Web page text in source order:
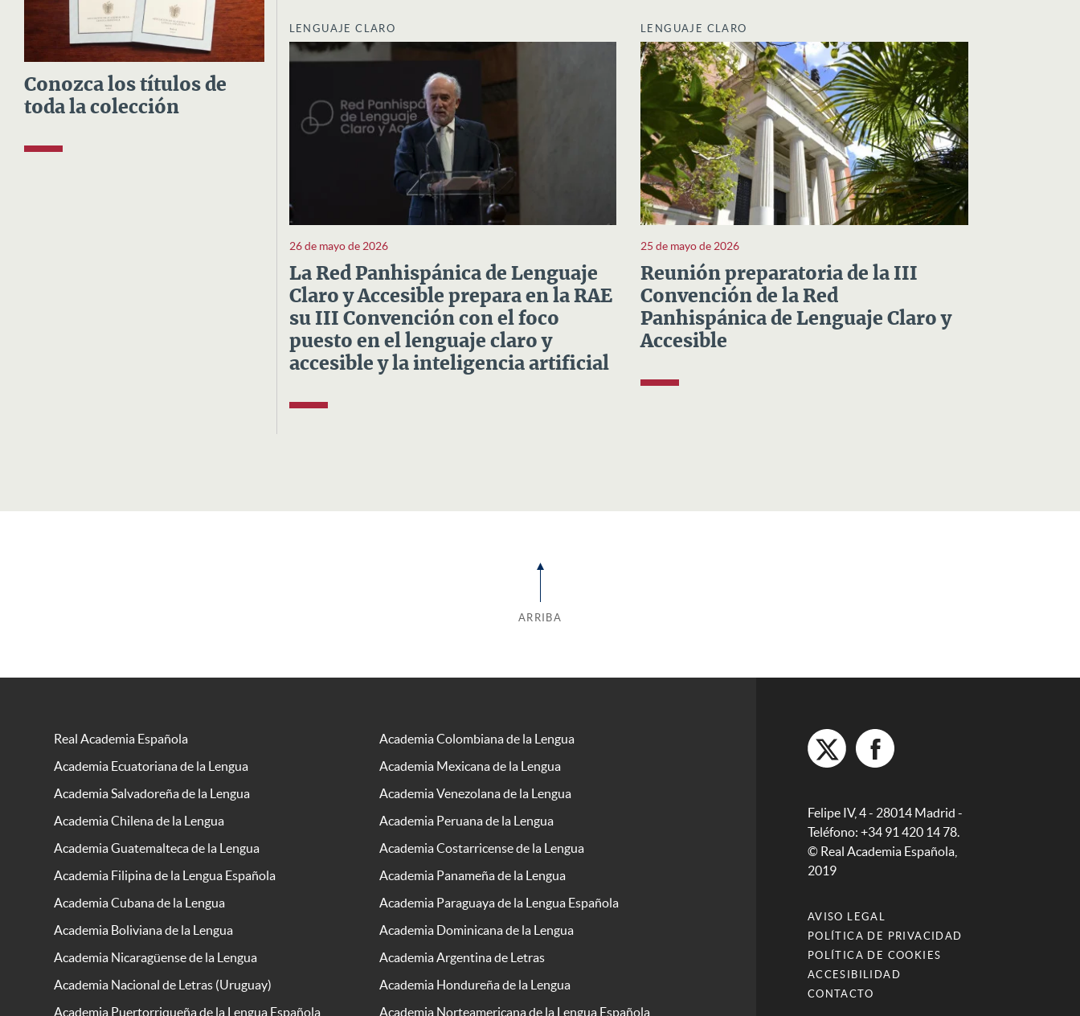
Conozca los títulos de
toda la colección
LENGUAJE CLARO
26 de mayo de 2026
La Red Panhispánica de Lenguaje
Claro y Accesible prepara en la RAE
su III Convención con el foco
puesto en el lenguaje claro y
accesible y la inteligencia artificial
LENGUAJE CLARO
25 de mayo de 2026
Reunión preparatoria de la III
Convención de la Red
Panhispánica de Lenguaje Claro y
Accesible
ARRIBA
Real Academia Española
Academia Colombiana de la Lengua
Academia Ecuatoriana de la Lengua
Academia Mexicana de la Lengua
Academia Salvadoreña de la Lengua
Academia Venezolana de la Lengua
Academia Chilena de la Lengua
Academia Peruana de la Lengua
Academia Guatemalteca de la Lengua
Academia Costarricense de la Lengua
Academia Filipina de la Lengua Española
Academia Panameña de la Lengua
Academia Cubana de la Lengua
Academia Paraguaya de la Lengua Española
Academia Boliviana de la Lengua
Academia Dominicana de la Lengua
Academia Nicaragüense de la Lengua
Academia Argentina de Letras
Academia Nacional de Letras (Uruguay)
Academia Hondureña de la Lengua
Academia Puertorriqueña de la Lengua Española
Academia Norteamericana de la Lengua Española
Felipe IV, 4 - 28014 Madrid -
Teléfono: +34 91 420 14 78.
© Real Academia Española,
2019
AVISO LEGAL
POLÍTICA DE PRIVACIDAD
POLÍTICA DE COOKIES
ACCESIBILIDAD
CONTACTO